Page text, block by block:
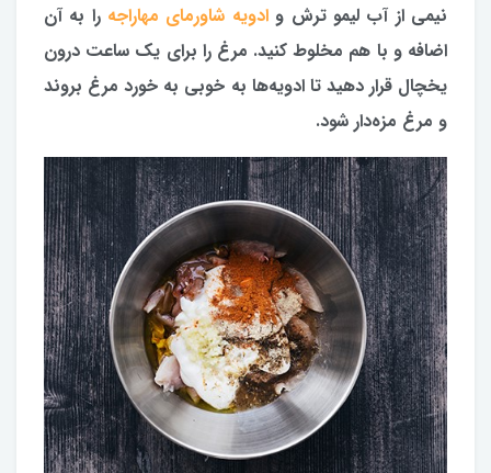
نیمی از آب لیمو ترش وادویه شاورمای مهاراجه را به آن
اضافه و با هم مخلوط کنید. مرغ را برای یک ساعت درون
یخچال قرار دهید تا ادویه‌ها به خوبی به خورد مرغ بروند
و مرغ مزه‌دار شود.